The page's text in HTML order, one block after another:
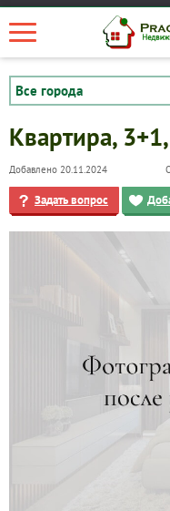
Дома
Новостройки
Коммерческие
Квартира,
Добавлено 20.11.2024
Задать вопрос